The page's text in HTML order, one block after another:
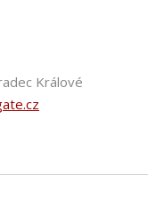
Králové